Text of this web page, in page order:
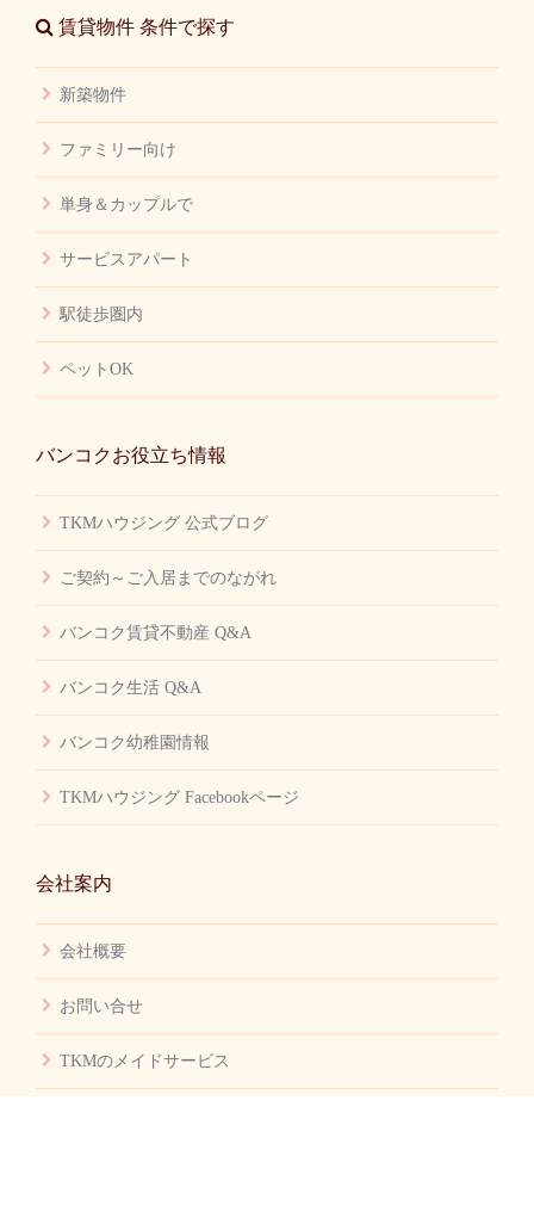
賃貸物件 条件で探す
新築物件
ファミリー向け
単身＆カップルで
サービスアパート
駅徒歩圏内
ペットOK
バンコクお役立ち情報
TKMハウジング 公式ブログ
ご契約～ご入居までのながれ
バンコク賃貸不動産 Q&A
バンコク生活 Q&A
バンコク幼稚園情報
TKMハウジング Facebookページ
会社案内
会社概要
お問い合せ
TKMのメイドサービス